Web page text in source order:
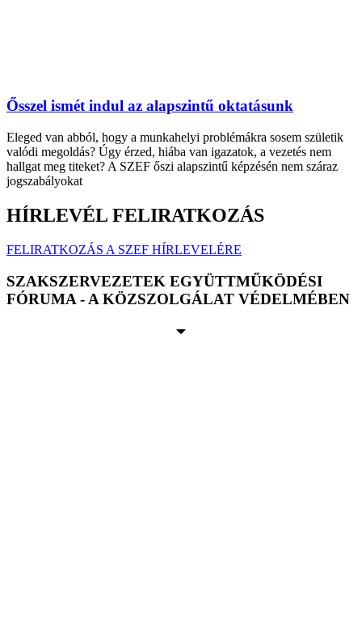
Ősszel ismét indul az alapszintű oktatásunk
Eleged van abból, hogy a munkahelyi problémákra sosem születik
valódi megoldás? Úgy érzed, hiába van igazatok, a vezetés nem
hallgat meg titeket? A SZEF őszi alapszintű képzésén nem száraz
jogszabályokat
HÍRLEVÉL FELIRATKOZÁS
FELIRATKOZÁS A SZEF HÍRLEVELÉRE
SZAKSZERVEZETEK EGYÜTTMŰKÖDÉSI
FÓRUMA - A KÖZSZOLGÁLAT VÉDELMÉBEN